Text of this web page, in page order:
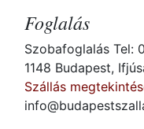
Foglalás
Szobafoglalás Tel:
1148 Budapest,
Szállás